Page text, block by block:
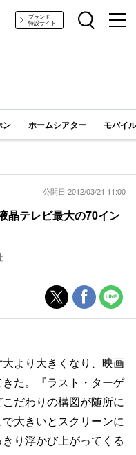
ェットブランド
特設サイト
ン ホームシアター モバイ
公開日 2012/03/21 11:00
晶テレビ最大の70イン
より大きくなり、映画
た。『ラスト・ターゲ
だわりの構図が随所に
大きいとスクリーンに
り浮かび上がってくる